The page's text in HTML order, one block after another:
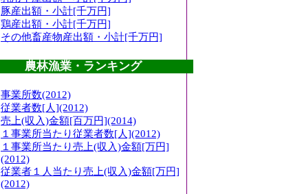
豚産出額・小計[千万円]
鶏産出額・小計[千万円]
その他畜産物産出額・小計[千万円]
農林漁業・ランキング
事業所数(2012)
従業者数[人](2012)
売上(収入)金額[百万円](2014)
１事業所当たり従業者数[人](2012)
１事業所当たり売上(収入)金額[万円]
(2012)
従業者１人当たり売上(収入)金額[万円]
(2012)